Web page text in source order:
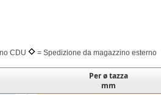
CDU = Spedizione da magazzino esterno
Per ø tazza
mm